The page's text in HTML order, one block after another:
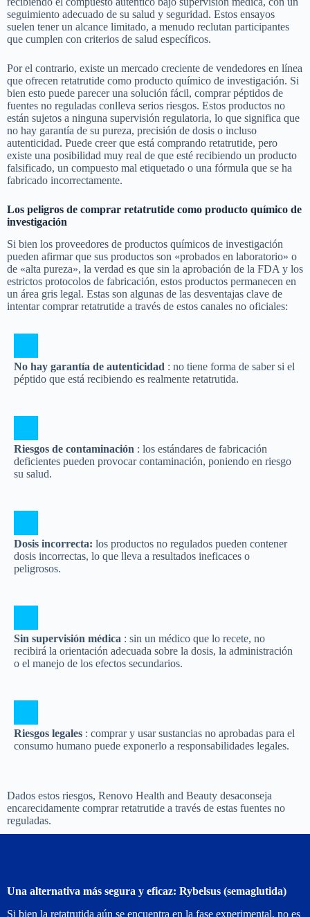
seguimiento adecuado de su salud y seguridad. Estos ensayos
suelen tener un alcance limitado, a menudo reclutan participantes
que cumplen con criterios de salud específicos.
Por el contrario, existe un mercado creciente de vendedores en línea
que ofrecen retatrutide como producto químico de investigación. Si
bien esto puede parecer una solución fácil, comprar péptidos de
fuentes no reguladas conlleva serios riesgos. Estos productos no
están sujetos a ninguna supervisión regulatoria, lo que significa que
no hay garantía de su pureza, precisión de dosis o incluso
autenticidad. Puede creer que está comprando retatrutide, pero
existe una posibilidad muy real de que esté recibiendo un producto
falsificado, un compuesto mal etiquetado o una fórmula que se ha
fabricado incorrectamente.
Los peligros de comprar retatrutide como producto químico de
investigación
Si bien los proveedores de productos químicos de investigación
pueden afirmar que sus productos son «probados en laboratorio» o
de «alta pureza», la verdad es que sin la aprobación de la FDA y los
estrictos protocolos de fabricación, estos productos permanecen en
un área gris legal. Estas son algunas de las desventajas clave de
intentar comprar retatrutide a través de estos canales no oficiales:
No hay garantía de autenticidad : no tiene forma de saber si el
péptido que está recibiendo es realmente retatrutida.
Riesgos de contaminación : los estándares de fabricación
deficientes pueden provocar contaminación, poniendo en riesgo
su salud.
Dosis incorrecta: los productos no regulados pueden contener
dosis incorrectas, lo que lleva a resultados ineficaces o
peligrosos.
Sin supervisión médica : sin un médico que lo recete, no
recibirá la orientación adecuada sobre la dosis, la administración
o el manejo de los efectos secundarios.
Riesgos legales : comprar y usar sustancias no aprobadas para el
consumo humano puede exponerlo a responsabilidades legales.
Dados estos riesgos, Renovo Health and Beauty desaconseja
encarecidamente comprar retatrutide a través de estas fuentes no
reguladas.
Una alternativa más segura y eficaz: Rybelsus (semaglutida)
Si bien la retatrutida aún se encuentra en la fase experimental, no es